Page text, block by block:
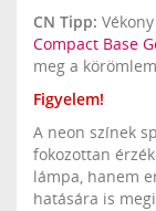
CN Tipp:
Compact Base
meg a
Figyelem!
A neon színek
fokozottan
lámpa, hanem
hatására is